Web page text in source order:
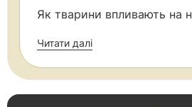
Як тварини впливають на
Читати далі